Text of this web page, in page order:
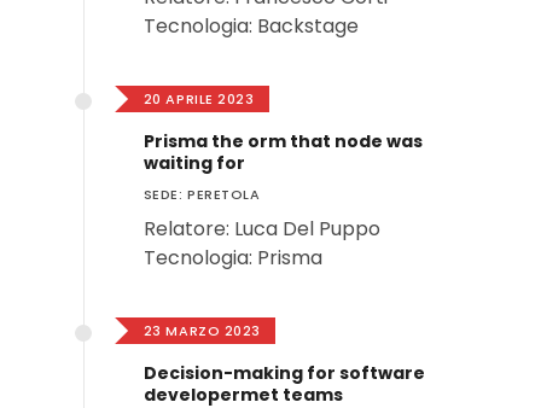
Tecnologia: Backstage
20 APRILE 2023
Prisma the orm that node was
waiting for
SEDE: PERETOLA
Relatore: Luca Del Puppo
Tecnologia: Prisma
23 MARZO 2023
Decision-making for software
developermet teams